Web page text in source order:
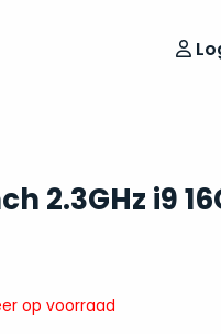
2.3GHz i9
op voorraad